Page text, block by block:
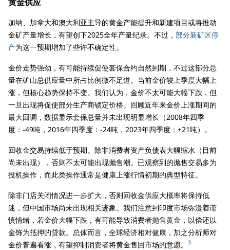
加纳、加拿大和澳大利亚主导的黄金产能提升和新建项目或将推动
金矿产量增长，有望创下2025全年产量纪录。不过， 部分新矿区停
产为这一预期增加了些许不确定性。
金价走势强劲，有可能持续促使套保合约自然到期，不过这部分总
量在矿山总供应量中所占比例微不足道。当前金价较上季度大幅上
涨，但核心趋势保持不变。我们认为，金价不太可能大幅下跌，但
一旦出现将促使部分生产商锁定价格。回顾近年来金价上涨期间的
最大回调，数据显示套保总量并未出现明显增长（2008年四季
度：-49吨，2016年四季度：-24吨，2023年四季度：+21吨）。
回收金交易持续低于预期。除非消费者资产负债表大幅缩水（目前
尚未出现），否则不太可能出现抛售潮。已观察到的抛售交易多为
投机操作，而此类操作通常是健康上涨行情初期的典型特征。
除非门店关闭情况进一步扩大，否则回收金供应大概率将保持低
迷，但中国市场尚未出现相关迹象。我们注意到印度市场弥漫着谨
慎情绪，若金价大幅下跌，有可能导致消费者抛售黄金，以偿还以
金饰为抵押的贷款。总体而言，全球经济相对健康，加之分析师对
金价普遍看涨，有望抑制消费者将黄金售回市场的意愿。
3